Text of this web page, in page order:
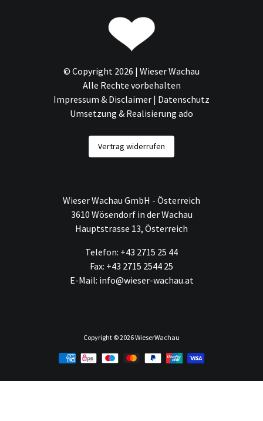
© Copyright 2026 | Wieser Wachau
Alle Rechte vorbehalten
Impressum & Disclaimer | Datenschutz
Umsetzung & Realisierung ado
Vertrag widerrufen
Wieser Wachau GmbH - Österreich
3610 Wösendorf in der Wachau
Hauptstrasse 13, Österreich
Telefon: +43 2715 25 44
Fax: +43 2715 2544 25
E-Mail: info@wieser-wachau.at
Copyright © 2026WieserWachau
Zahlungsmethoden